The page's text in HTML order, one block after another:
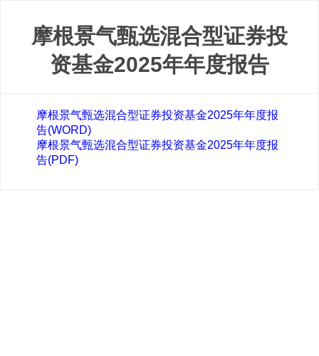
摩根景气甄选混合型证券投
资基金2025年年度报告
摩根景气甄选混合型证券投资基金2025年年度报
告(WORD)
摩根景气甄选混合型证券投资基金2025年年度报
告(PDF)